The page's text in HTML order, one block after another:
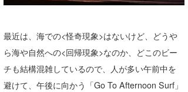
最近は、海での<怪奇現象>はないけど、どうや
ら海や自然への<回帰現象>なのか、どこのビー
チも結構混雑しているので、人が多い午前中を
避けて、午後に向かう「Go To Afternoon Surf」
Mr.K
chappy
Romisea